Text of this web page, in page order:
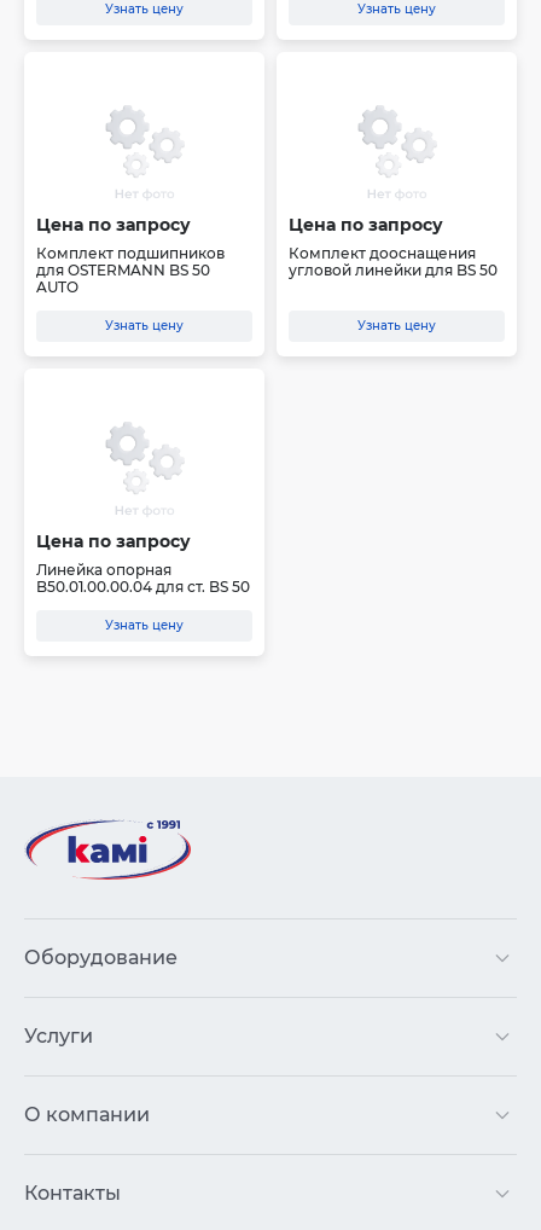
Узнать цену Узнать цену
Цена по запросу
Комплект подшипников
для OSTERMANN BS 50
AUTO
Узнать цену
Цена по запросу
Комплект дооснащения
угловой линейки для BS 50
Узнать цену
Цена по запросу
Линейка опорная
B50.01.00.00.04 для ст. BS 50
Узнать цену
Оборудование
Услуги
О компании
Контакты